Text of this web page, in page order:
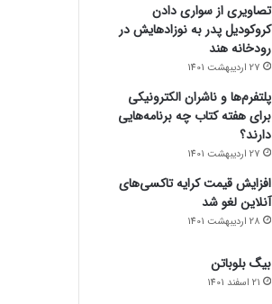
تصاویری از سواری دادن
کروکودیل پدر به نوزادهایش در
رودخانه هند
27 اردیبهشت 1401
پلتفرم‌ها و ناشران الکترونیکی
برای هفته کتاب چه برنامه‌هایی
دارند؟
27 اردیبهشت 1401
افزایش قیمت کرایه تاکسی‌های
آنلاین لغو شد
28 اردیبهشت 1401
بیگ بلوباتن
21 اسفند 1401